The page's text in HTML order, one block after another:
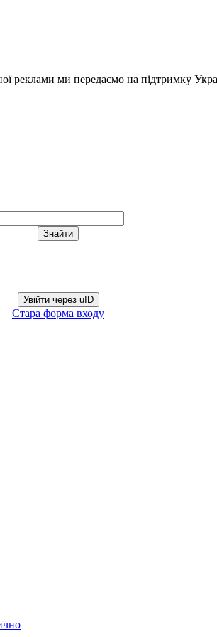
реклами ми передаємо на підтримку
Увійти через uID
Стара форма входу